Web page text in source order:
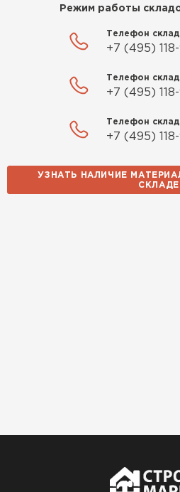
Режим работы
Телефон
+7 (495)
Телефон
+7 (495)
Телефон
+7 (495)
УЗНАТЬ НАЛИЧИЕ
СКЛАДЕ